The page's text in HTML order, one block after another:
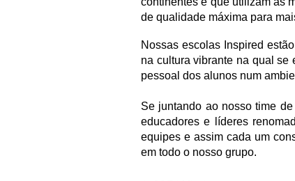
de qualidade máxima para
Nossas escolas Inspired
na cultura vibrante na qual se
pessoal dos alunos num
Se juntando ao nosso time
educadores e líderes
equipes e assim cada um
em todo o nosso grupo.